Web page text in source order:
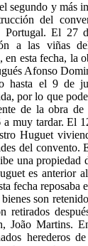
segundo y más
del
Portugal. El 27
a las viñas
en esta fecha, la
Afonso
hasta el 9 de
por lo que
de la obra
muy tardar. El
Huguet
del convento.
una propiedad
es anterior
fecha reposaba
son
retirados
João Martins.
herederos